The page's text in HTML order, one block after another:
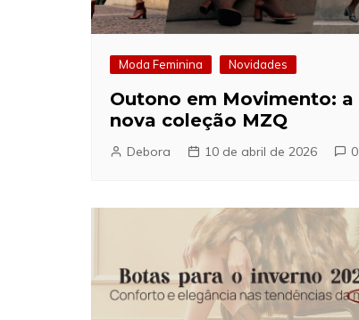
Moda Feminina Novidades
Outono em Movimento: a
nova coleção MZQ
Debora 10 de abril de 2026 0